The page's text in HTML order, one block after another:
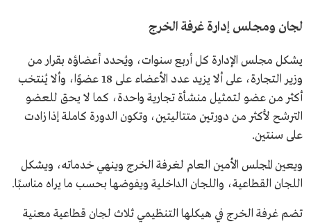
لجان ومجلس إدارة غرفة الخرج
يشكل مجلس الإدارة كل أربع سنوات، ويُحدد أعضاؤه بقرار من
وزير التجارة، على ألا يزيد عدد الأعضاء على 18 عضوًا، وألا يُنتخب
أكثر من عضو لتمثيل منشأة تجارية واحدة، كما لا يحق للعضو
الترشح لأكثر من دورتين متتاليتين، وتكون الدورة كاملة إذا زادت
على سنتين.
ويعين المجلس الأمين العام لغرفة الخرج وينهي خدماته، ويشكل
اللجان القطاعية، واللجان الداخلية ويفوضها بحسب ما يراه مناسبًا.
تضم غرفة الخرج في هيكلها التنظيمي ثلاث لجان قطاعية معنية